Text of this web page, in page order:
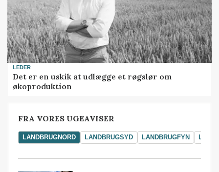
LEDER
Det er en uskik at udlægge et røgslør om
økoproduktion
FRA VORES UGEAVISER
LANDBRUGNORD LANDBRUGSYD LANDBRUGFYN